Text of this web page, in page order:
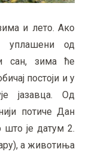
и лето. Ако
уплашени од
сан, зима ће
постоји и у
јазавца. Од
потиче Дан
је датум 2.
а животиња